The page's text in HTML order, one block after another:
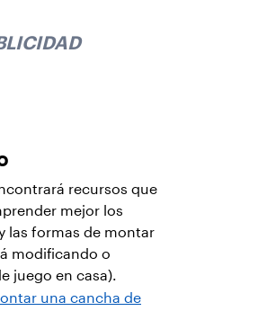
recursos que
mejor los
las formas de montar
modificando o
juego en casa).
una cancha de